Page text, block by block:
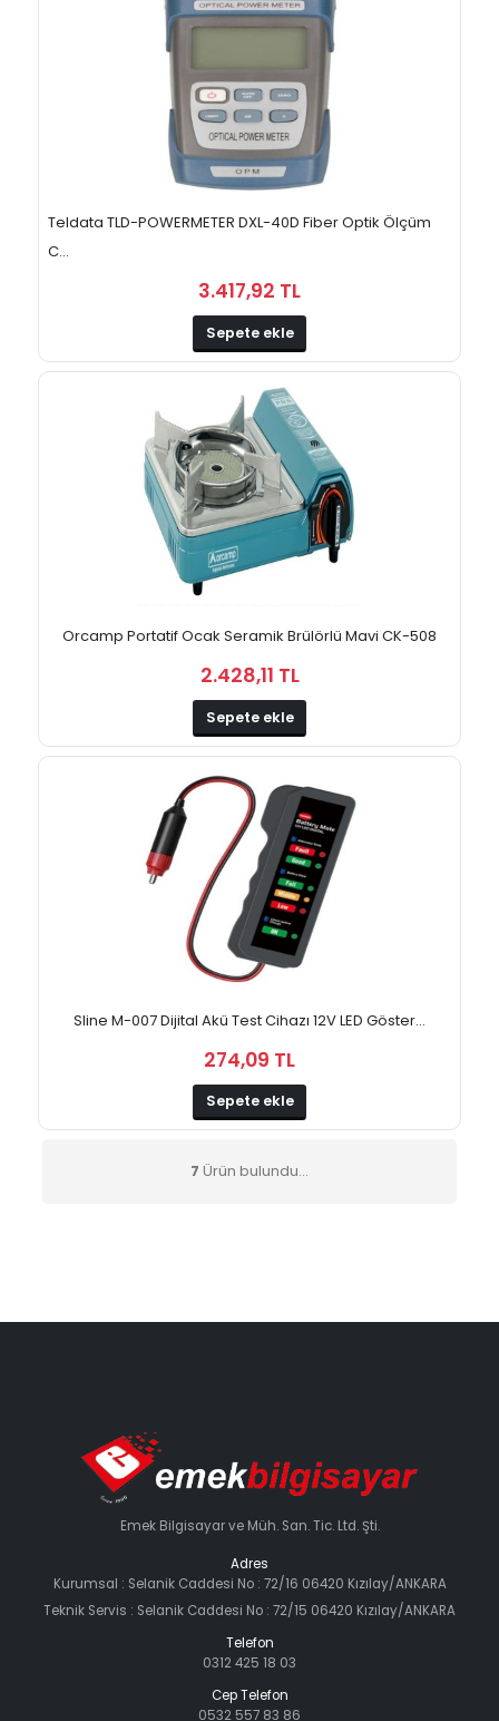
Teldata TLD-POWERMETER DXL-40D Fiber Optik Ölçüm
C...
3.417,92 TL
Sepete ekle
Orcamp Portatif Ocak Seramik Brülörlü Mavi CK-508
2.428,11 TL
Sepete ekle
Sline M-007 Dijital Akü Test Cihazı 12V LED Göster...
274,09 TL
Sepete ekle
7 Ürün bulundu...
Emek Bilgisayar ve Müh. San. Tic. Ltd. Şti.
Adres
Kurumsal : Selanik Caddesi No : 72/16 06420 Kızılay/ANKARA
Teknik Servis : Selanik Caddesi No : 72/15 06420 Kızılay/ANKARA
Telefon
0312 425 18 03
Cep Telefon
0532 557 83 86